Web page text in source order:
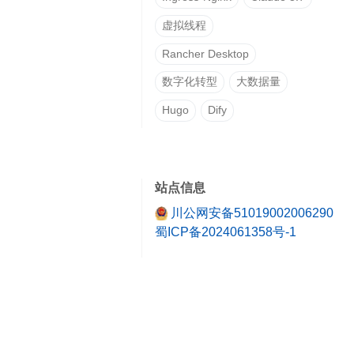
虚拟线程
Rancher Desktop
数字化转型 大数据量
Hugo Dify
站点信息
川公网安备51019002006290
蜀ICP备2024061358号-1